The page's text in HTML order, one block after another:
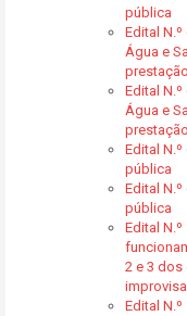
pública
Edital
Água e
Edital
Água e
Edital
pública
Edital
pública
Edital
2 e 3
Edital